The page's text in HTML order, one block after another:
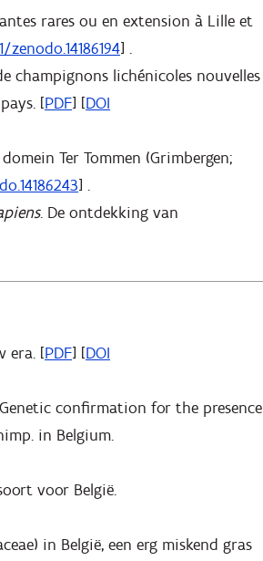
rares ou en extension à Lille et
zenodo.14186194] .
champignons lichénicoles nouvelles
[PDF] [DOI
Ter Tommen (Grimbergen;
] .
. De ontdekking van
era. [PDF] [DOI
Genetic confirmation for the presence
in Belgium.
voor België.
in België, een erg miskend gras